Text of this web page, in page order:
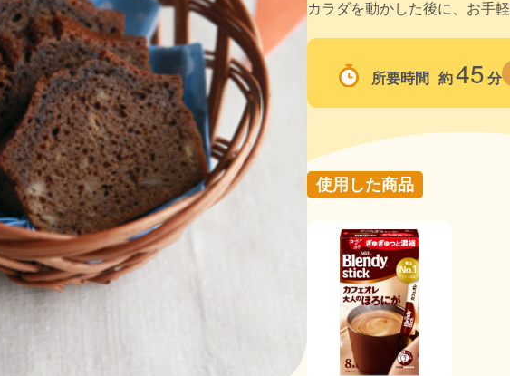
カラダを動かした後に、お手
所要時間 約45 分
使用した商品